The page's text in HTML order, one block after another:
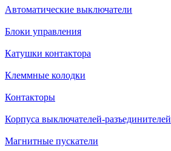
Автоматические выключатели
Блоки управления
Катушки контактора
Клеммные колодки
Контакторы
Корпуса выключателей-разъединителей
Магнитные пускатели